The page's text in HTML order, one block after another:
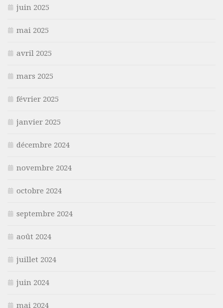
juin 2025
mai 2025
avril 2025
mars 2025
février 2025
janvier 2025
décembre 2024
novembre 2024
octobre 2024
septembre 2024
août 2024
juillet 2024
juin 2024
mai 2024